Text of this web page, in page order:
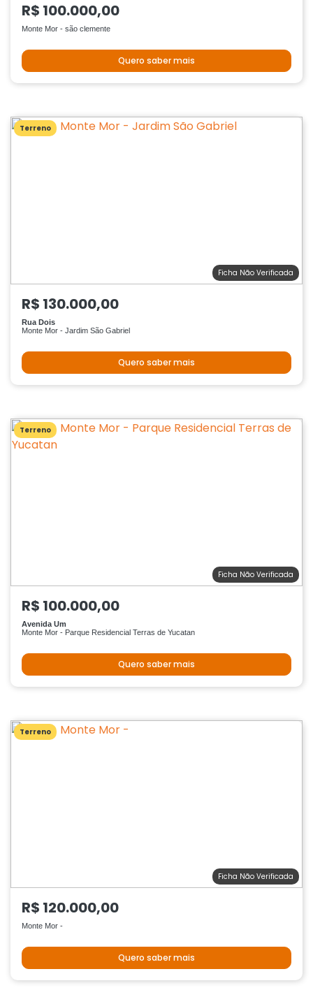
R$ 100.000,00
Monte Mor - são clemente
Quero saber mais
Terreno
Ficha Não Verificada
R$ 130.000,00
Rua Dois
Monte Mor - Jardim São Gabriel
Quero saber mais
Terreno
Ficha Não Verificada
R$ 100.000,00
Avenida Um
Monte Mor - Parque Residencial Terras de Yucatan
Quero saber mais
Terreno
Ficha Não Verificada
R$ 120.000,00
Monte Mor -
Quero saber mais